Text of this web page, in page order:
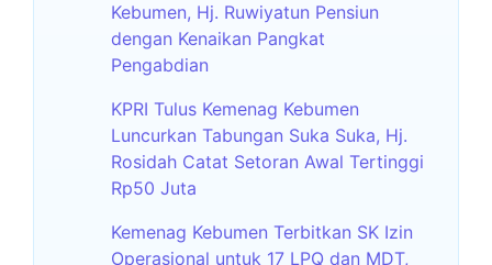
Kebumen, Hj. Ruwiyatun Pensiun
dengan Kenaikan Pangkat
Pengabdian
KPRI Tulus Kemenag Kebumen
Luncurkan Tabungan Suka Suka, Hj.
Rosidah Catat Setoran Awal Tertinggi
Rp50 Juta
Kemenag Kebumen Terbitkan SK Izin
Operasional untuk 17 LPQ dan MDT,